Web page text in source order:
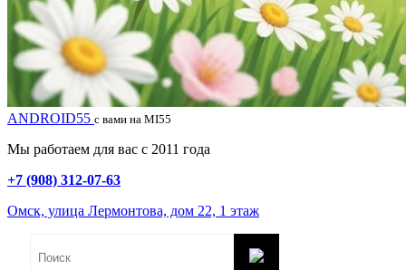
ANDROID55 с вами на MI55
Мы работаем для вас с 2011 года
+7 (908) 312-07-63
Омск, улица Лермонтова, дом 22, 1 этаж